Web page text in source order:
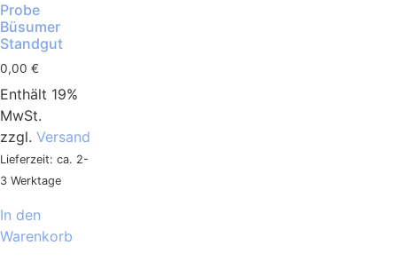
Probe
Büsumer
Standgut
0,00 €
Enthält 19%
MwSt.
zzgl. Versand
Lieferzeit: ca. 2-
3 Werktage
In den
Warenkorb